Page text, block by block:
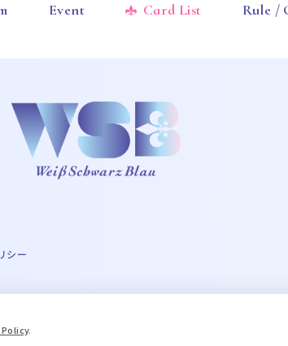
.
Event Card List Rule /
シー
MOVIE ST PROJECT ©Eve THE
© 2016 COVER Corp. © STPR Inc. ©ARGONAVIS